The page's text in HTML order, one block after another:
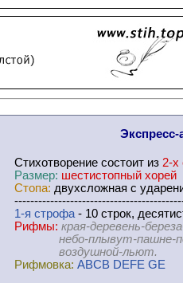
Экспресс-
Cтихотворение состоит из 2-х
Размер: шестистопный хорей
Стопа: двухсложная с
1-я cтрофа - 10 строк,
Рифмы: края-деревень-
небо-плывут-пашне-
воздушной-льют.
Рифмовка: ABCB DEFE GE